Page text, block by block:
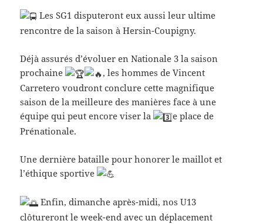
Les SG1 disputeront eux aussi leur ultime
rencontre de la saison à Hersin-Coupigny.
Déjà assurés d’évoluer en Nationale 3 la saison
prochaine
, les hommes de Vincent
Carretero voudront conclure cette magnifique
saison de la meilleure des manières face à une
équipe qui peut encore viser la
e place de
Prénationale.
Une dernière bataille pour honorer le maillot et
l’éthique sportive
Enfin, dimanche après-midi, nos U13
clôtureront le week-end avec un déplacement